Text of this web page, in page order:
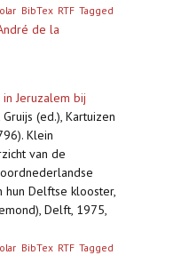
BibTex RTF Tagged
de la
Jeruzalem bij
(ed.), Kartuizen
Klein
van de
hun Delftse klooster,
Delft, 1975,
BibTex RTF Tagged